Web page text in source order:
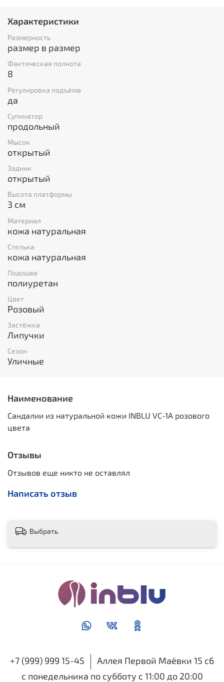
Характеристики
Размерность
размер в размер
Фактическая полнота
8
Регулировка подъёма
да
Супинатор
продольный
Мысок
открытый
Задник
открытый
Высота платформы
3 см
Материал
кожа натуральная
Стелька
кожа натуральная
Подошва
полиуретан
Цвет
Розовый
Застёжка
Липучки
Сезон
Уличные
Наименование
Сандалии из натуральной кожи INBLU VC-1A розового
цвета
Отзывы
Отзывов еще никто не оставлял
Написать отзыв
Выбрать
+7 (999) 999 15-45
Аллея Первой Маёвки 15 с6
с понедельника по субботу с 11:00 до 20:00